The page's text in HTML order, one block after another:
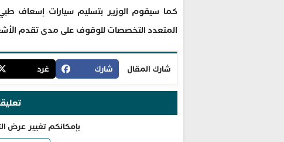
كما سيقوم الوزير بتسليم سيارات إسعاف
المتعدد التخصصات للوقوف على مدى تقدم
شارك المقال شارك غرد
بإمكانكم تغيير عرض